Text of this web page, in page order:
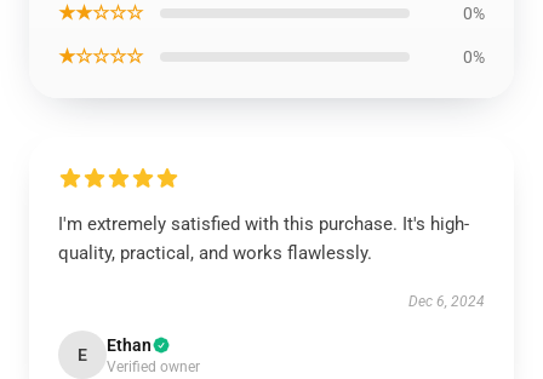
★★☆☆☆ 0%
★☆☆☆☆ 0%
I'm extremely satisfied with this purchase. It's high-
quality, practical, and works flawlessly.
Dec 6, 2024
E Ethan
Verified owner